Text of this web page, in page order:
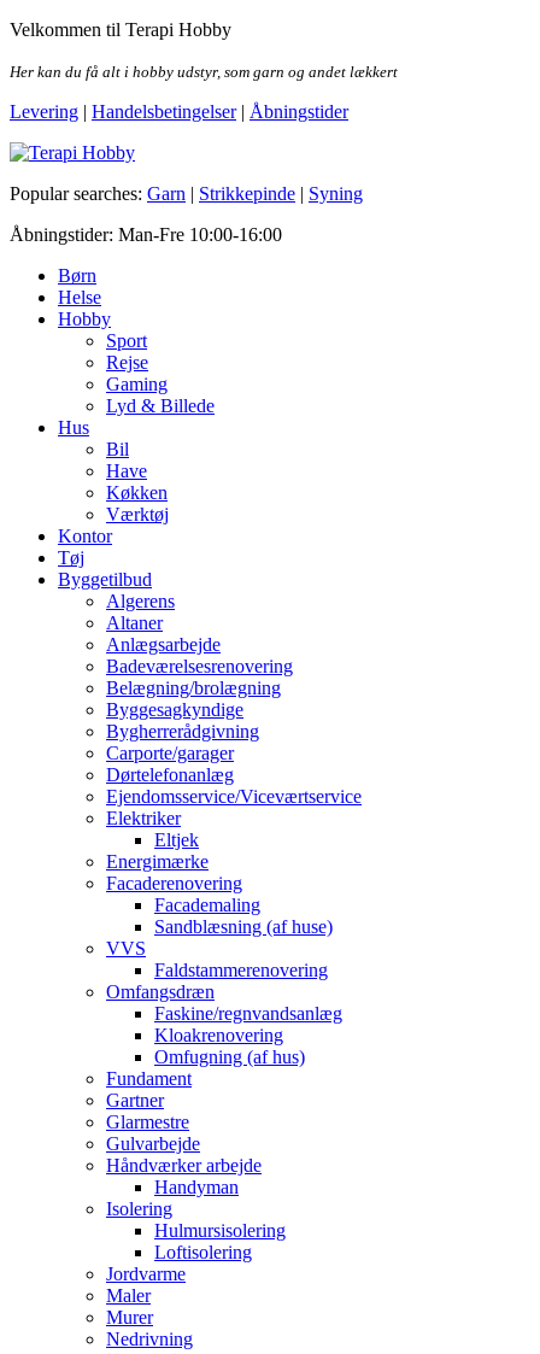
Skip
the
Velkommen til Terapi Hobby
Her kan du få alt i hobby udstyr, som garn og andet lækkert
Levering | Handelsbetingelser| Åbningstider
Terapi Hobby
Popular searches: Garn | Strikkepinde | Syning
Åbningstider: Man-Fre 10:00-16:00
Børn
Helse
Hobby
Sport
Rejse
Gaming
Lyd & Billede
Hus
Bil
Have
Køkken
Værktøj
Kontor
Tøj
Byggetilbud
Algerens
Altaner
Anlægsarbejde
Badeværelsesrenovering
Belægning/brolægning
Byggesagkyndige
Bygherrerådgivning
Carporte/garager
Dørtelefonanlæg
Ejendomsservice/Viceværtservice
Elektriker
Eltjek
Energimærke
Facaderenovering
Facademaling
Sandblæsning (af huse)
VVS
Faldstammerenovering
Omfangsdræn
Faskine/regnvandsanlæg
Kloakrenovering
Omfugning (af hus)
Fundament
Gartner
Glarmestre
Gulvarbejde
Håndværker arbejde
Handyman
Isolering
Hulmursisolering
Loftisolering
Jordvarme
Maler
Murer
Nedrivning